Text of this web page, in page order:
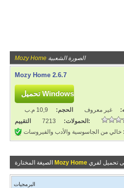
Mozy Home الصورة الشعبية
Mozy Home 2.6.7
غير معروف الحجم:
10,9 م.ب
الحمولات:
7213
التقييم:
خالي من الجاسوسية والأدب والفيروسات
Mozy Home
البرمجيات